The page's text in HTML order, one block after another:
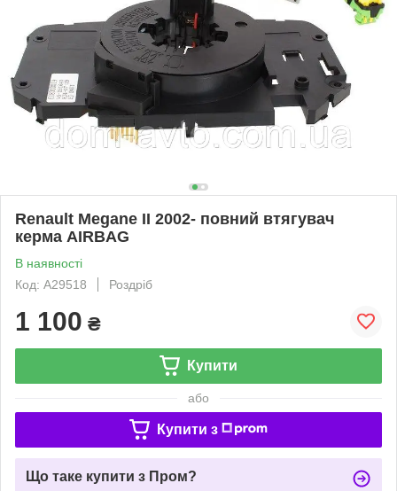
Renault Megane II 2002- повний втягувач
керма AIRBAG
В наявності
Код: A29518
Роздріб
1 100 ₴
Купити
або
Купити з
Що таке купити з Пром?